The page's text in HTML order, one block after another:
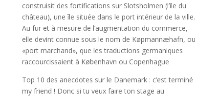
construisit des fortifications sur Slotsholmen (l’île du
château), une île située dans le port intérieur de la ville.
Au fur et à mesure de l’augmentation du commerce,
elle devint connue sous le nom de Køpmannæhafn, ou
«port marchand», que les traductions germaniques
raccourcissaient à København ou Copenhague
Top 10 des anecdotes sur le Danemark : c’est terminé
my friend ! Donc si tu veux faire ton stage au